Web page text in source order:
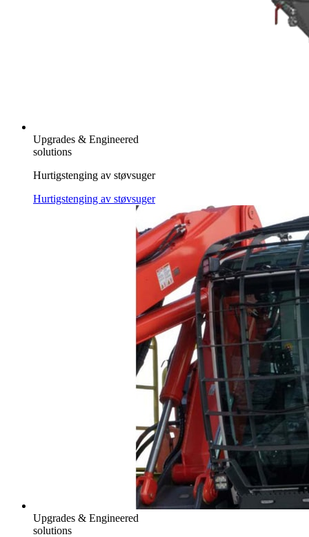
Upgrades & Engineered
solutions
Hurtigstenging av støvsuger
Hurtigstenging av støvsuger
Upgrades & Engineered
solutions